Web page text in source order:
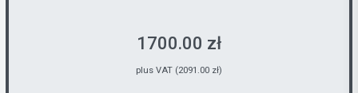
1700.00 zł
plus VAT (2091.00 zł)